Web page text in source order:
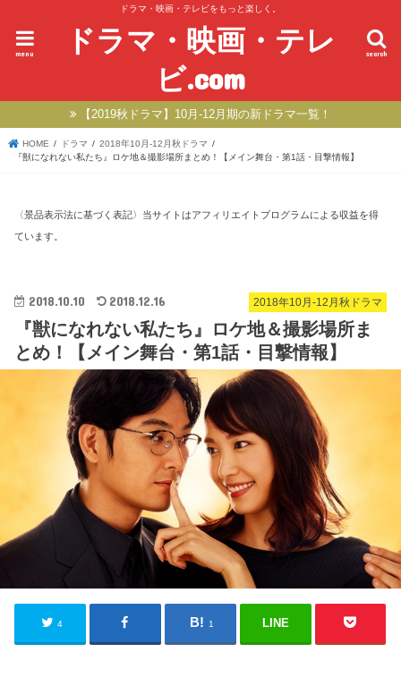
ドラマ・映画・テレビをもっと楽しく。
ドラマ・映画・テレ
ビ.com
search
menu
【2019秋ドラマ】10月-12月期の新ドラマ一覧！
HOME ドラマ
2018年10月-12月秋ドラマ
『獣になれない私たち』ロケ地＆撮影場所まとめ！【メイン舞台・第1話・目撃情報】
〈景品表示法に基づく表記〉当サイトはアフィリエイトプログラムによる収益を得
ています。
2018年10月-12月秋ドラマ
2018.10.10 2018.12.16
『獣になれない私たち』ロケ地＆撮影場所ま
とめ！【メイン舞台・第1話・目撃情報】
4 1 LINE